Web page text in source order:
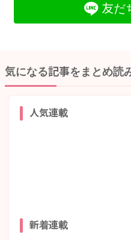
友だ
気になる記事をまとめ読
人気連載
新着連載